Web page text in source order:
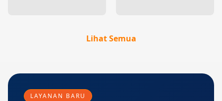
Lihat Semua
LAYANAN BARU